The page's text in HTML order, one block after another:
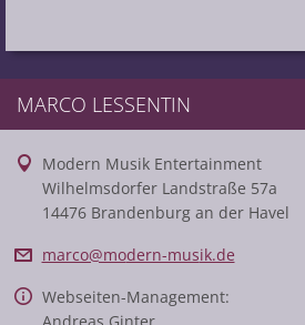
MARCO LESSENTIN
Modern Musik Entertainment
Wilhelmsdorfer Landstraße 57a
14476 Brandenburg an der Havel
marco@modern-musik.de
Webseiten-Management: